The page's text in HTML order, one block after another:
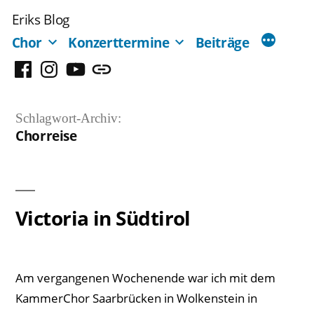
Inhalt
springen
Eriks Blog
Chor
Konzerttermine Beiträge
FacebookInstagram
YouTubeMastodon
Schlagwort-Archiv:
Chorreise
Victoria in Südtirol
Am vergangenen Wochenende war ich mit dem
KammerChor Saarbrücken in Wolkenstein in